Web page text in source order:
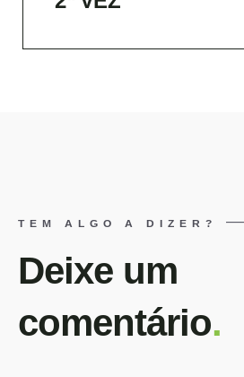
TEM ALGO A DIZER?
Deixe um
comentário.